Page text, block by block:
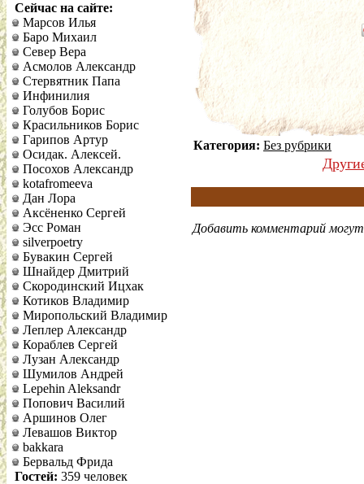
Сейчас на сайте:
Марсов Илья
Баро Михаил
Север Вера
Асмолов Александр
Стервятник Папа
Инфинилия
Голубов Борис
Красильников Борис
Гарипов Артур
Осидак. Алексей.
Посохов Александр
kotafromeeva
Дан Лора
Аксёненко Сергей
Эсс Роман
silverpoetry
Бувакин Сергей
Шнайдер Дмитрий
Скородинский Ицхак
Котиков Владимир
Миропольский Владимир
Леплер Александр
Кораблев Сергей
Лузан Александр
Шумилов Андрей
Lepehin Aleksandr
Попович Василий
Аршинов Олег
Левашов Виктор
bakkara
Бервальд Фрида
Гостей: 359 человек
Категория: Без рубрики
Добавить комментарий